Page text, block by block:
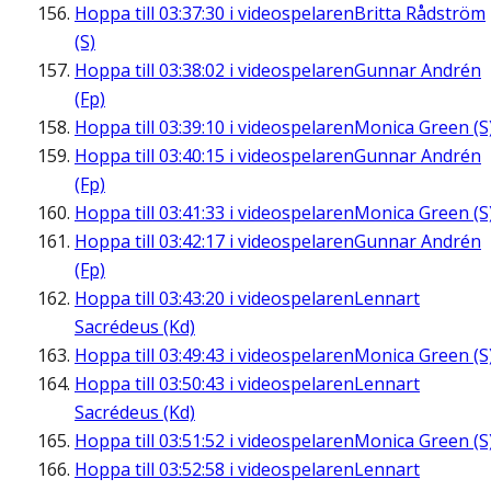
Hoppa till 03:37:30 i videospelarenBritta Rådström
(S)
Hoppa till 03:38:02 i videospelarenGunnar Andrén
(Fp)
Hoppa till 03:39:10 i videospelarenMonica Green
Hoppa till 03:40:15 i videospelarenGunnar Andrén
(Fp)
Hoppa till 03:41:33 i videospelarenMonica Green
Hoppa till 03:42:17 i videospelarenGunnar Andrén
(Fp)
Hoppa till 03:43:20 i videospelarenLennart
Sacrédeus (Kd)
Hoppa till 03:49:43 i videospelarenMonica Green
Hoppa till 03:50:43 i videospelarenLennart
Sacrédeus (Kd)
Hoppa till 03:51:52 i videospelarenMonica Green
Hoppa till 03:52:58 i videospelarenLennart